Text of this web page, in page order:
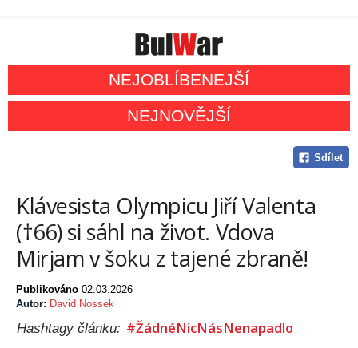
NEJOBLÍBENEJŠÍ
NEJNOVĚJŠÍ
Sdílet
Klávesista Olympicu Jiří Valenta
(†66) si sáhl na život. Vdova
Mirjam v šoku z tajené zbraně!
Publikováno 02.03.2026
Autor: David Nossek
Hashtagy článku: #ŽádnéNicNásNenapadlo